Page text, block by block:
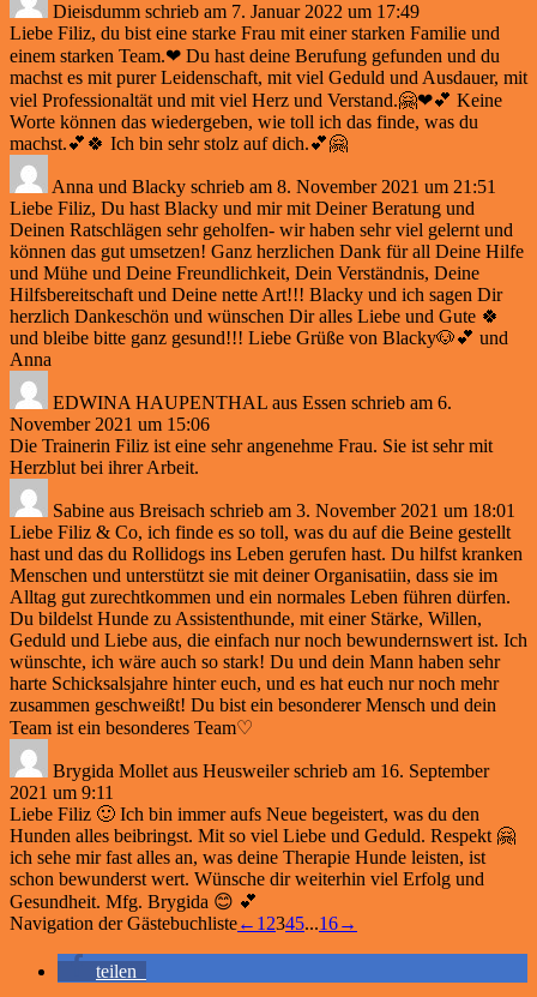
Dieisdumm schrieb am 7. Januar 2022 um 17:49
Liebe Filiz, du bist eine starke Frau mit einer starken Familie und
einem starken Team.❤ Du hast deine Berufung gefunden und du
machst es mit purer Leidenschaft, mit viel Geduld und Ausdauer, mit
viel Professionaltät und mit viel Herz und Verstand.🤗❤💕 Keine
Worte können das wiedergeben, wie toll ich das finde, was du
machst.💕🍀 Ich bin sehr stolz auf dich.💕🤗
Anna und Blacky schrieb am 8. November 2021 um 21:51
Liebe Filiz, Du hast Blacky und mir mit Deiner Beratung und
Deinen Ratschlägen sehr geholfen- wir haben sehr viel gelernt und
können das gut umsetzen! Ganz herzlichen Dank für all Deine Hilfe
und Mühe und Deine Freundlichkeit, Dein Verständnis, Deine
Hilfsbereitschaft und Deine nette Art!!! Blacky und ich sagen Dir
herzlich Dankeschön und wünschen Dir alles Liebe und Gute 🍀
und bleibe bitte ganz gesund!!! Liebe Grüße von Blacky🐶💕 und
Anna
EDWINA HAUPENTHAL aus Essen schrieb am 6.
November 2021 um 15:06
Die Trainerin Filiz ist eine sehr angenehme Frau. Sie ist sehr mit
Herzblut bei ihrer Arbeit.
Sabine aus Breisach schrieb am 3. November 2021 um 18:01
Liebe Filiz & Co, ich finde es so toll, was du auf die Beine gestellt
hast und das du Rollidogs ins Leben gerufen hast. Du hilfst kranken
Menschen und unterstützt sie mit deiner Organisatiin, dass sie im
Alltag gut zurechtkommen und ein normales Leben führen dürfen.
Du bildelst Hunde zu Assistenthunde, mit einer Stärke, Willen,
Geduld und Liebe aus, die einfach nur noch bewundernswert ist. Ich
wünschte, ich wäre auch so stark! Du und dein Mann haben sehr
harte Schicksalsjahre hinter euch, und es hat euch nur noch mehr
zusammen geschweißt! Du bist ein besonderer Mensch und dein
Team ist ein besonderes Team♡
Brygida Mollet aus Heusweiler schrieb am 16. September
2021 um 9:11
Liebe Filiz 🙂 Ich bin immer aufs Neue begeistert, was du den
Hunden alles beibringst. Mit so viel Liebe und Geduld. Respekt 🤗
ich sehe mir fast alles an, was deine Therapie Hunde leisten, ist
schon bewunderst wert. Wünsche dir weiterhin viel Erfolg und
Gesundheit. Mfg. Brygida 😊 💕
Navigation der Gästebuchliste← 1 2345...16→
teilen